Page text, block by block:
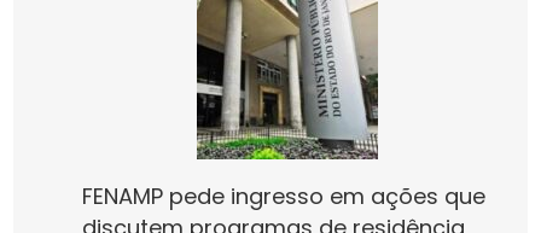
FENAMP pede ingresso em ações que